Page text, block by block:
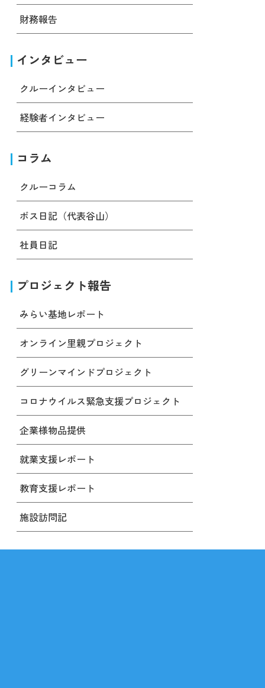
財務報告
インタビュー
クルーインタビュー
経験者インタビュー
コラム
クルーコラム
ボス日記（代表谷山）
社員日記
プロジェクト報告
みらい基地レポート
オンライン里親プロジェクト
グリーンマインドプロジェクト
コロナウイルス緊急支援プロジェクト
企業様物品提供
就業支援レポート
教育支援レポート
施設訪問記